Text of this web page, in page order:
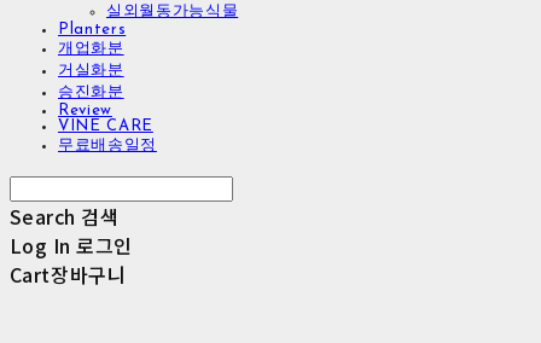
실외월동가능식물
Planters
개업화분
거실화분
승진화분
Review
VINE CARE
무료배송일정
Search 검색
Log In 로그인
Cart장바구니